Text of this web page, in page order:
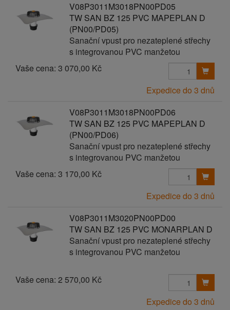
V08P3011M3018PN00PD05
TW SAN BZ 125 PVC MAPEPLAN D
(PN00/PD05)
Sanační vpust pro nezateplené střechy
s integrovanou PVC manžetou
Vaše cena: 3 070,00 Kč
Expedice do 3 dnů
V08P3011M3018PN00PD06
TW SAN BZ 125 PVC MAPEPLAN D
(PN00/PD06)
Sanační vpust pro nezateplené střechy
s integrovanou PVC manžetou
Vaše cena: 3 170,00 Kč
Expedice do 3 dnů
V08P3011M3020PN00PD00
TW SAN BZ 125 PVC MONARPLAN D
Sanační vpust pro nezateplené střechy
s integrovanou PVC manžetou
Vaše cena: 2 570,00 Kč
Expedice do 3 dnů